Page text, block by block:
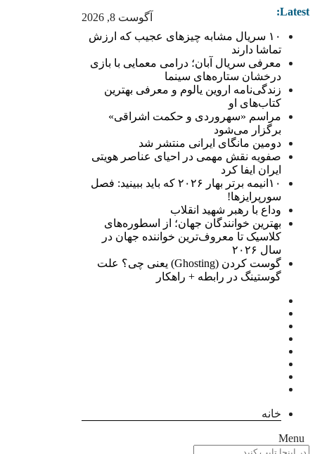
آگوست 8, 2026 Latest:
۱۰ سریال مشابه چیزهای عجیب که ارزش
تماشا دارند
معرفی سریال آبان؛ درامی معمایی با بازی
درخشان ستاره‌های سینما
زندگی‌نامه اروین یالوم و معرفی بهترین
کتاب‌های او
مراسم «سهروردی و حکمت اشراقی»
برگزار می‌شود
دومین مانگای ایرانی منتشر شد
صفویه نقش مهمی در احیای عناصر هویتی
ایران ایفا کرد
۱۰انیمه برتر بهار ۲۰۲۶ که باید ببینید: فصل
سورپرایزها!
وداع با رهبر شهید انقلاب
بهترین خوانندگان جهان؛ از اسطوره‌های
کلاسیک تا معروف‌ترین خواننده جهان در
سال ۲۰۲۶
گوست کردن (Ghosting) یعنی چی؟ علت
گوستینگ در رابطه + راهکار
خانه
Menu